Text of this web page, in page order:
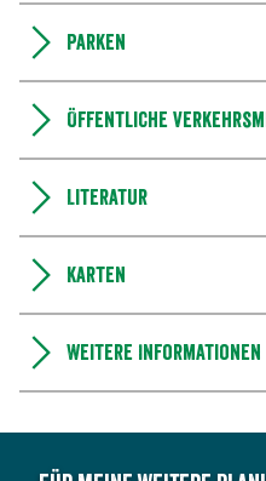
Parken
Öffentliche
Literatur
Karten
Weitere Informationen